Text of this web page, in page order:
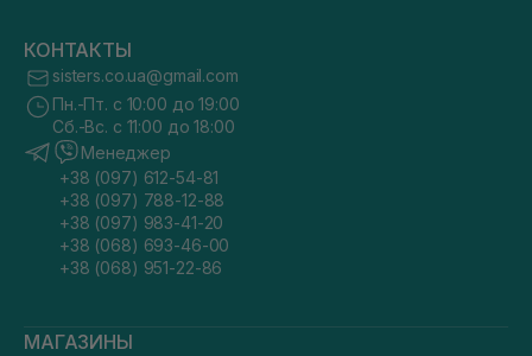
КОНТАКТЫ
sisters.co.ua@gmail.com
Пн.-Пт. с 10:00 до 19:00
Сб.-Вс. с 11:00 до 18:00
Менеджер
+38 (097) 612-54-81
+38 (097) 788-12-88
+38 (097) 983-41-20
+38 (068) 693-46-00
+38 (068) 951-22-86
МАГАЗИНЫ